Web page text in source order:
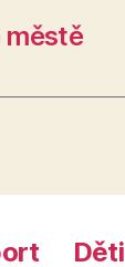
městě
Děti